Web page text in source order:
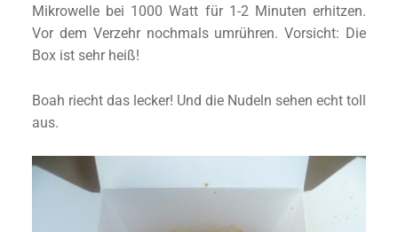
Mikrowelle bei 1000 Watt für 1-2 Minuten erhitzen.
Vor dem Verzehr nochmals umrühren. Vorsicht: Die
Box ist sehr heiß!
Boah riecht das lecker! Und die Nudeln sehen echt toll
aus.